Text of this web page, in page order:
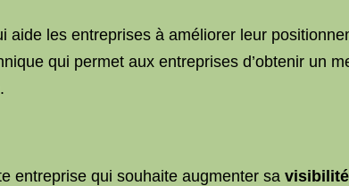
aide les entreprises à améliorer leur
qui permet aux entreprises d’obtenir un
entreprise qui souhaite augmenter sa visibilité